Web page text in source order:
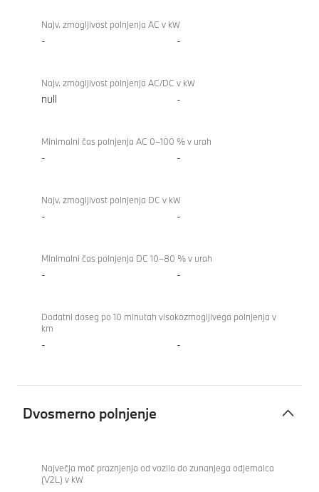
Najv. zmogljivost polnjenja AC v kW
- -
Najv. zmogljivost polnjenja AC/DC v kW
null -
Minimalni čas polnjenja AC 0–100 % v urah
- -
Najv. zmogljivost polnjenja DC v kW
- -
Minimalni čas polnjenja DC 10–80 % v urah
- -
Dodatni doseg po 10 minutah visokozmogljivega polnjenja v
km
- -
Dvosmerno polnjenje
polnjenje
xDrive23i
Največja moč praznjenja od vozila do zunanjega odjemalca
(V2L) v kW